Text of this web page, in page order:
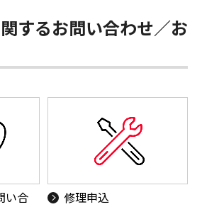
するお問い合わせ／お
い合
修理申込